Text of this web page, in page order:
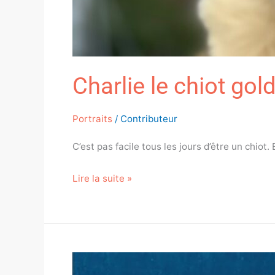
Charlie le chiot
Portraits / Contributeur
C’est pas facile tous les jours d’être un
Lire la suite »